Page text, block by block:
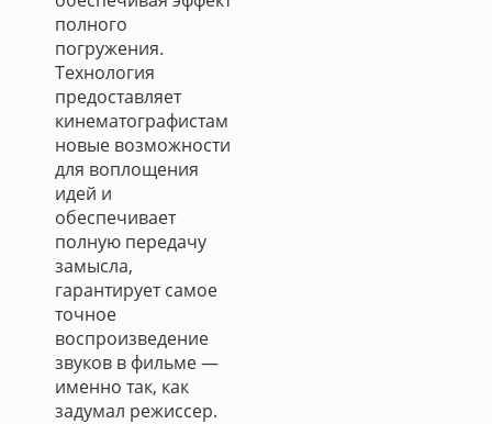
полного
погружения.
Технология
предоставляет
кинематографистам
новые возможности
для воплощения
идей и
обеспечивает
полную передачу
замысла,
гарантирует самое
точное
воспроизведение
звуков в фильме —
именно так, как
задумал режиссер.